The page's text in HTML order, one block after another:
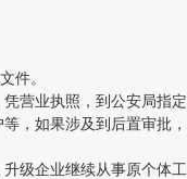
件。
业执照，到公安局指定
如果涉及到后置审批，
企业继续从事原个体